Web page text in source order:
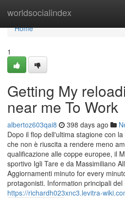
worldsocialindex
Home
Home
1
Getting My
near me To Work
albertoz603qai8 398 days ago
Dopo il flop dell'ultima stagione con
che non è riuscita a rendere meno
qualificazione alle coppe europee, il
sportivo Igli Tare e da Massimiliano
Aggiornamenti minuto for every
protagonisti. Information principali del
https://richardh023xnc3.levitra-